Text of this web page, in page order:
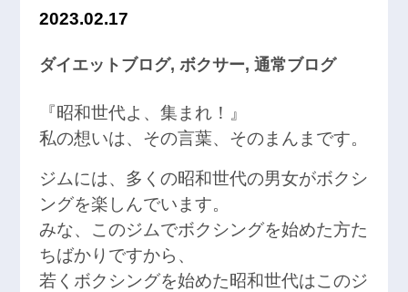
2023.02.17
ダイエットブログ, ボクサー, 通常ブログ
『昭和世代よ、集まれ！』
私の想いは、その言葉、そのまんまです。
ジムには、多くの昭和世代の男女がボクシ
ングを楽しんでいます。
みな、このジムでボクシングを始めた方た
ちばかりですから、
若くボクシングを始めた昭和世代はこのジ